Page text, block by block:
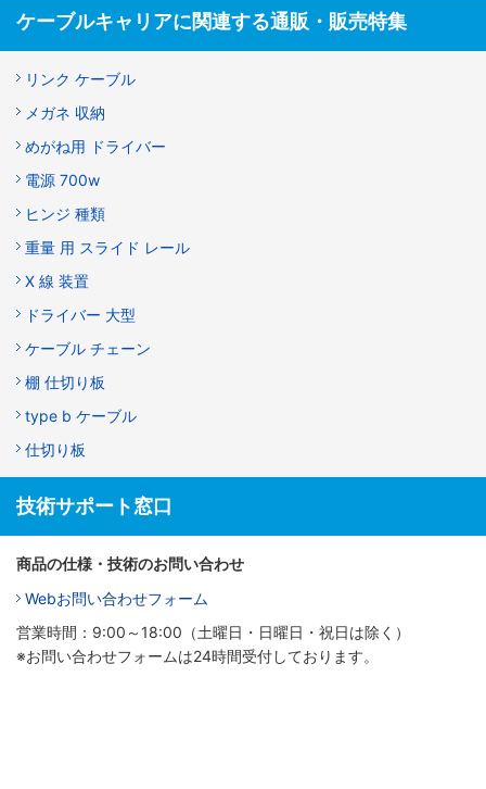
ケーブルキャリアに関連する通販・販売特集
リンク ケーブル
メガネ 収納
めがね用 ドライバー
電源 700w
ヒンジ 種類
重量 用 スライド レール
X 線 装置
ドライバー 大型
ケーブル チェーン
棚 仕切り板
type b ケーブル
仕切り板
技術サポート窓口
商品の仕様・技術のお問い合わせ
Webお問い合わせフォーム
営業時間：9:00～18:00（土曜日・日曜日・祝日は除く）
※お問い合わせフォームは24時間受付しております。